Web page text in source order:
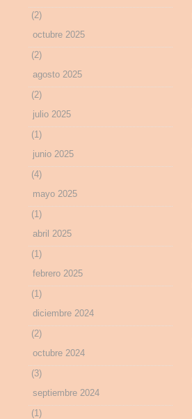
(2)
octubre 2025
(2)
agosto 2025
(2)
julio 2025
(1)
junio 2025
(4)
mayo 2025
(1)
abril 2025
(1)
febrero 2025
(1)
diciembre 2024
(2)
octubre 2024
(3)
septiembre 2024
(1)